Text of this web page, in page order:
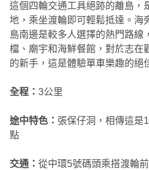
這個四輪交通工具絕跡的離島，
地，乘坐渡輪即可輕鬆抵達。海
島南邊是較多人選擇的熱門路線
檔、廟宇和海鮮餐館，對於志在
的新手，這是體驗單車樂趣的絕
全程： 3公里
途中特色： 張保仔洞，相傳這是
點
交通： 從中環5號碼頭乘搭渡輪